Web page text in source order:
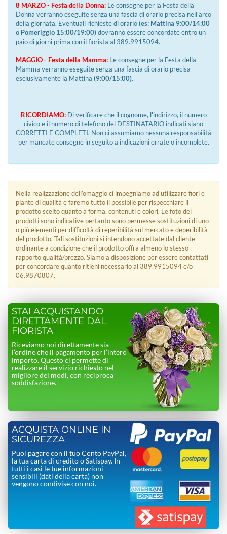
8 MARZO - Festa della Donna: Le consegne per la Festa della
Donna verranno eseguite senza una fascia di orario precisa nell'arco
della giornata. Eventuali richieste di orario(es: Mattina 9:00/14:00
o Pomeriggio 15:00/19:00)dovranno essere concordate entro un
paio di giorni prima con il fiorista al 389.9915094.
MAGGIO - Festa della Mamma: Le consegne per la Festa della
Mamma verranno eseguite senza una fascia di orario precisa
esclusivamente la Mattina (9:00/15:00).
RICORDIAMO:Di verificare che il cognome, l'indirizzo, il numero
civico e il numero di telefono del DESTINATARIO indicati siano
CORRETTI E COMPLETI. Non ci assumiamo nessuna responsabilità
per mancate consegne in seguito a indicazioni errate o incomplete.
Nella realizzazione dell’omaggio ci impegniamo ad utilizzare fiori e
piante di qualità e faremo tutto il possibile per rispecchiare il
prodotto scelto quanto a forma, contenuti e colori. Le foto dei
prodotti sono indicative pertanto sono permesse sostituzioni di uno
o più elementi per difficoltà di reperibilità sul mercato e deperibilità
del prodotto. Tali sostituzioni si intendono accettate dal cliente
ordinante a condizione che il prodotto offra almeno lo stesso
rapporto qualità/prezzo. Siamo a disposizione per essere contattati
per concordare quanto ritieni necessario al 389.9915094 e/o
06.9870807.
STAI ACQUISTANDO
DIRETTAMENTE DAL
FIORISTA
Riceviamo noi direttamente sia
l’ordine che il pagamento per l’intero
importo. Questo ci permette di
realizzare il servizio richiesto nel
migliore dei modi, con reciproca
soddisfazione.
ACQUISTA ONLINE IN
SICUREZZA
Puoi pagare con il tuo Conto PayPal,
la tua carta di credito o Satispay. In
tutti i casi le tue informazioni
sensibili (dati della carta) non
vengono condivise con noi.